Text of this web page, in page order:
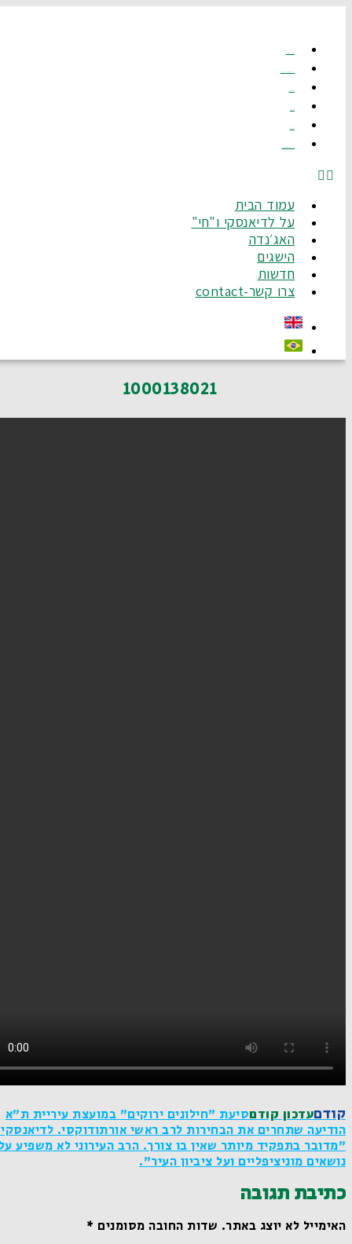
עמוד הבית
על לדיאנסקי ו"חי"
האג׳נדה
הישגים
חדשות
צרו קשר-contact
1000138021
קודםעדכון קודםסיעת "חילונים ירוקים" במועצת עיריית ת"א
הודיעה שתחרים את הבחירות לרב ראשי אורתודוקסי. לדיאנסקי:
"מדובר בתפקיד מיותר שאין בו צורך. הרב העירוני לא משפיע על
נושאים מוניציפליים ועל ציביון העיר".
כתיבת תגובה
האימייל לא יוצג באתר.שדות החובה מסומנים*